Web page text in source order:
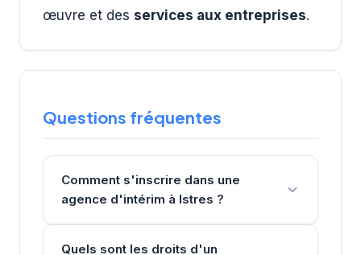
œuvre et des services aux entreprises.
Questions fréquentes
Comment s'inscrire dans une
agence d'intérim à Istres ?
Quels sont les droits d'un